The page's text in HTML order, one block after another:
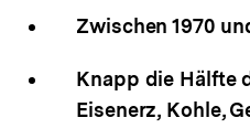
Zwischen 1970
Knapp die Hälfte
Eisenerz, Kohle,